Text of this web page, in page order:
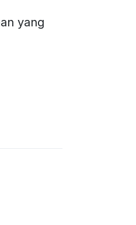
yang